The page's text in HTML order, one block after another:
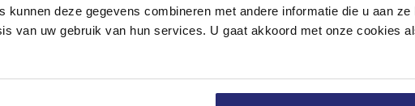
kunnen deze gegevens combineren met andere informatie die u aan ze
van uw gebruik van hun services. U gaat akkoord met onze cookies
Turfmarkt 32 zwart
2011 CB Haarlem